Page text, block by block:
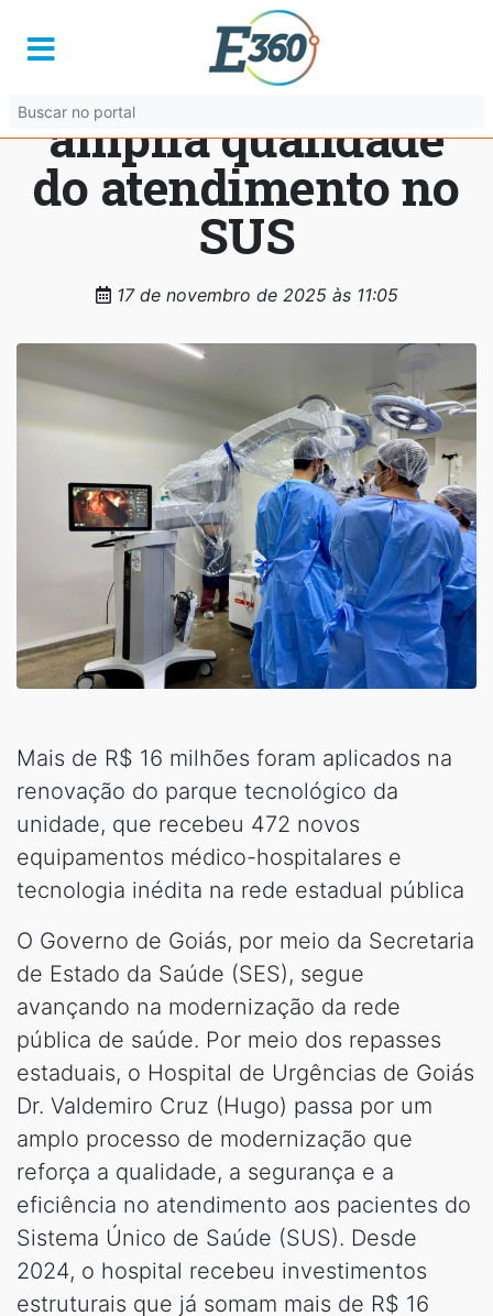
Governo de Goiás
moderniza Hugo e
amplia qualidade
do atendimento no
SUS
17 de novembro de 2025 às 11:05
Mais de R$ 16 milhões foram aplicados na
renovação do parque tecnológico da
unidade, que recebeu 472 novos
equipamentos médico-hospitalares e
tecnologia inédita na rede estadual pública
O Governo de Goiás, por meio da Secretaria
de Estado da Saúde (SES), segue
avançando na modernização da rede
pública de saúde. Por meio dos repasses
estaduais, o Hospital de Urgências de Goiás
Dr. Valdemiro Cruz (Hugo) passa por um
amplo processo de modernização que
reforça a qualidade, a segurança e a
eficiência no atendimento aos pacientes do
Sistema Único de Saúde (SUS). Desde
2024, o hospital recebeu investimentos
estruturais que já somam mais de R$ 16